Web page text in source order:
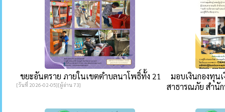
ขยะอันตราย ภายในเขตตำบลนาโพธิ์ทั้ง 21
[วันที่ 2026-02-05][ผู้อ่าน 73]
มอบเงินกองทุน
สาธารณภัย สำนั